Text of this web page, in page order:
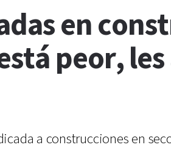
en
peor,
a construcciones en